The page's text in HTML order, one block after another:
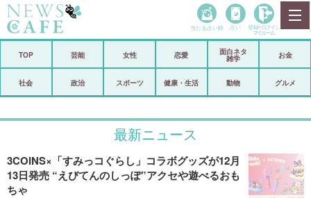
政治
スポーツ
恋愛 ビックリ
当たる占い師 占い 登録• ログイン
マイルーム
TOP 芸能 女性 恋愛
面白ネタ
雑学
お金
社会 政治 スポーツ 健康・生活 動物 グルメ
最新ニュース
3COINS×「すみっコぐらし」コラボグッズが12月
13日発売 “えびてんのしっぽ”アクセや遊べるおも
ちゃ